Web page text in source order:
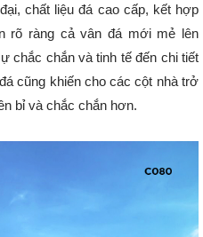
chất liệu đá cao cấp, kết hợp
rõ ràng cả vân đá mới mẻ lên
chắc chắn và tinh tế đến chi tiết
cũng khiến cho các cột nhà trở
bỉ và chắc chắn hơn.